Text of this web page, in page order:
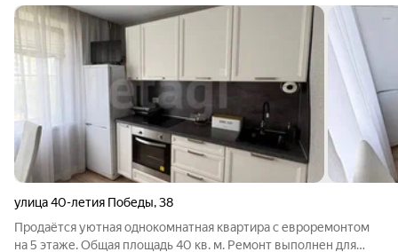
улица 40-летия Победы,38
Продаётся уютная однокомнатная квартира с евроремонтом
на 5 этаже. Общая площадь 40 кв. м. Ремонт выполнен для